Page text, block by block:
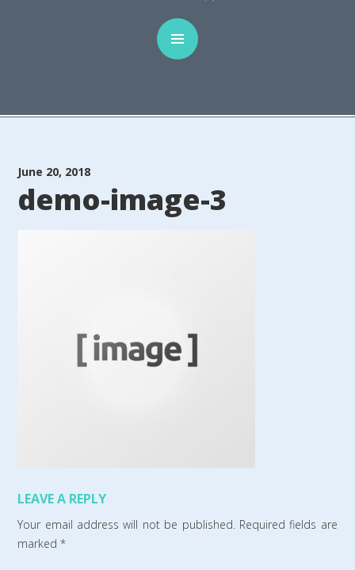
June 20, 2018
demo-image-3
LEAVE A REPLY
Your email address will not be published. Required fields are
marked*